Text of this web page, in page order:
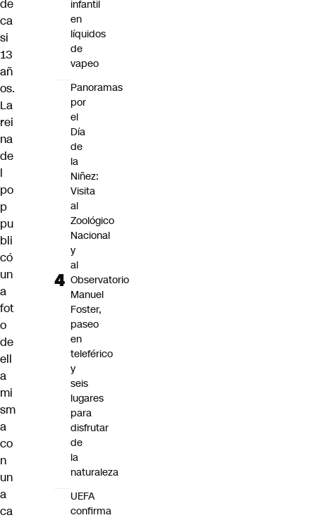
de
ca
si
13
añ
os.
La
rei
na
de
l
po
p
pu
bli
có
un
a
fot
o
de
ell
a
mi
sm
a
co
n
un
a
ca
infantil
en
líquidos
de
vapeo
Panoramas
por
el
Día
de
la
Niñez:
Visita
al
Zoológico
Nacional
y
al
Observatorio
Manuel
Foster,
paseo
en
teleférico
y
seis
lugares
para
disfrutar
de
la
naturaleza
UEFA
confirma